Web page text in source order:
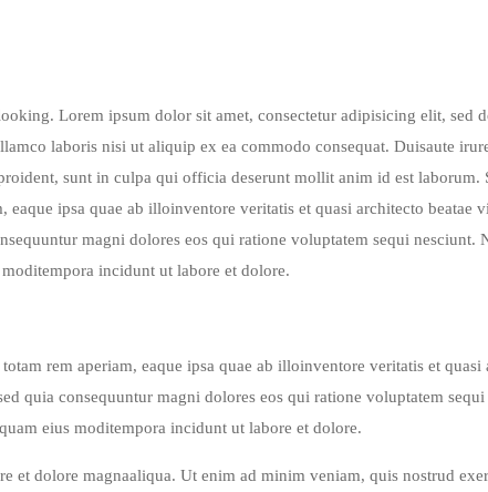
Lorem ipsum dolor sit amet, consectetur adipisicing elit, sed
laboris nisi ut aliquip ex ea commodo consequat. Duisaute
sunt in culpa qui officia deserunt mollit anim id est laborum.
ipsa quae ab illoinventore veritatis et quasi architecto beatae
magni dolores eos qui ratione voluptatem sequi nesciunt.
incidunt ut labore et dolore.
rem aperiam, eaque ipsa quae ab illoinventore veritatis et quasi
quia consequuntur magni dolores eos qui ratione voluptatem
eius moditempora incidunt ut labore et dolore.
et dolore magnaaliqua. Ut enim ad minim veniam, quis nostrud